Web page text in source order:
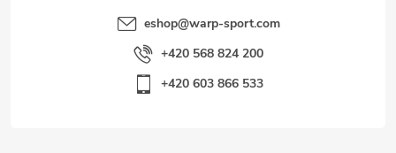
eshop@warp-sport.com
+420 568 824 200
+420 603 866 533